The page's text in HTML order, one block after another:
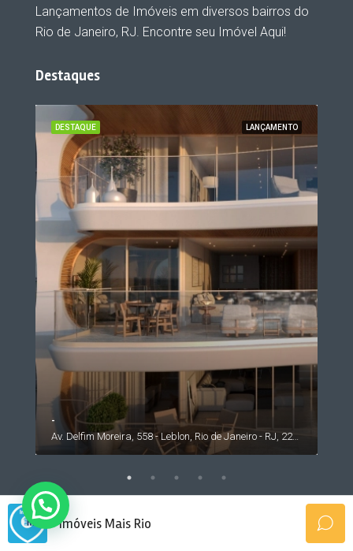
Lançamentos de Imóveis em diversos bairros do
Rio de Janeiro, RJ. Encontre seu Imóvel Aqui!
Destaques
LANÇAMENTO
DESTAQUE
-
Av. Delfim Moreira, 558 - Leblon, Rio de Janeiro - RJ, 22441-000, Brasil
Últimos Vistos
Imóveis Mais Rio